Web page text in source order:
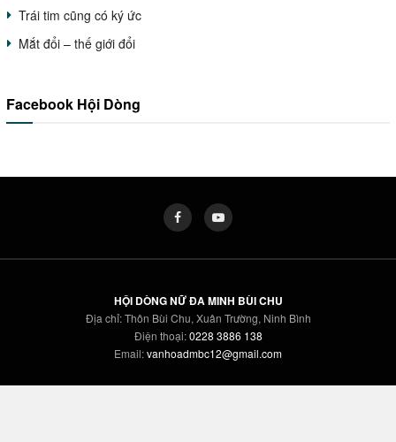
Trái tim cũng có ký ức
Mắt đổi – thế giới đổi
Facebook Hội Dòng
HỘI DÒNG NỮ ĐA MINH BÙI CHU
Địa chỉ: Thôn Bùi Chu, Xuân Trường, Ninh Bình
Điện thoại:0228 3886 138
Email:vanhoadmbc12@gmail.com